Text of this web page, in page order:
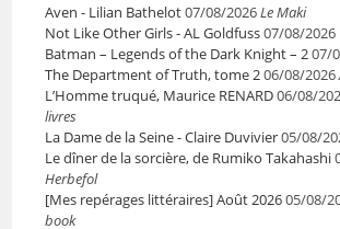
Aven - Lilian Bathelot07/08/2026Le Maki
Not Like Other Girls - AL Goldfuss07/08/2026
Batman – Legends of the Dark Knight – 207/
The Department of Truth, tome 206/08/2026
L’Homme truqué, Maurice RENARD06/08/
livres
La Dame de la Seine - Claire Duvivier05/08/
Le dîner de la sorcière, de Rumiko Takahashi
Herbefol
[Mes repérages littéraires] Août 202605/08/
book